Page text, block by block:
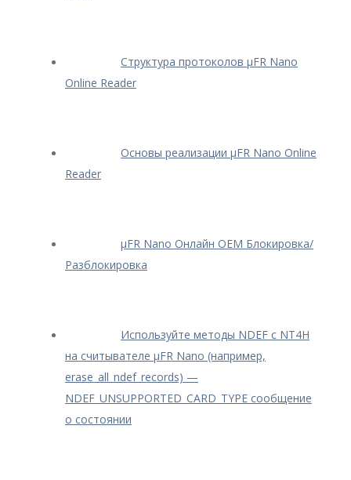
Структура протоколов μFR Nano
Online Reader
Основы реализации μFR Nano Online
Reader
μFR Nano Онлайн OEM Блокировка/
Разблокировка
Используйте методы NDEF с NT4H
на считывателе μFR Nano (например,
erase_all_ndef_records) —
NDEF_UNSUPPORTED_CARD_TYPE сообщение
о состоянии